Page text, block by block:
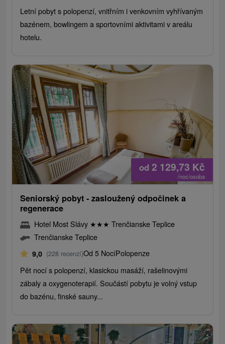
Letní pobyt s polopenzí, vnitřním i venkovním vyhřívaným
bazénem, ​​bowlingem a sportovními aktivitami v areálu
hotelu.
od 2 129,73 Kč
/noc/osoba
Seniorský pobyt - zasloužený odpočinek a
regenerace
Hotel Most Slávy ★★★ Trenčianske Teplice
Trenčianske Teplice
9,0 (228 recenzí)Od 5 NocíPolopenze
Pět nocí s polopenzí, klasickou masáží, rašelinovými
zábaly a oxygenoterapií. Součástí pobytu je volný vstup
do bazénu, finské sauny...